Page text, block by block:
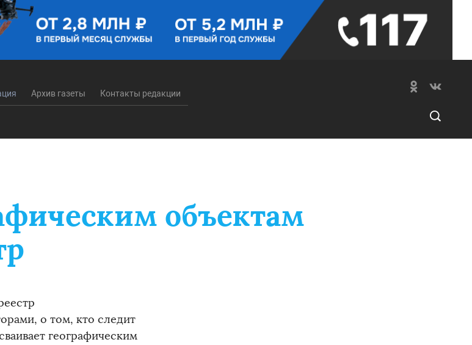
Архив газеты Контакты редакции
объектам
о том, кто следит
географическим